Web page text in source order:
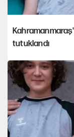
tutuklandı